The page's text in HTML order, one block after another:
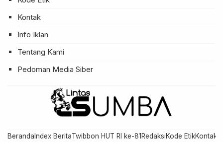
Kontak
Info Iklan
Tentang Kami
Pedoman Media Siber
Beranda Index BeritaTwibbon HUT RI ke-81 RedaksiKode EtikKontak